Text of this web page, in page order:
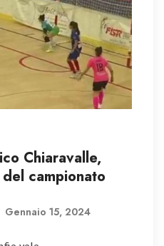
Chiaravalle,
campionato
Gennaio 15, 2024